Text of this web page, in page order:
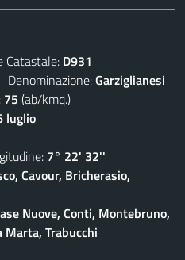
Catastale: D931
Denominazione:Garziglianesi
75 (ab/kmq.)
luglio
7° 22' 32''
Cavour, Bricherasio,
Nuove, Conti, Montebruno,
Trabucchi